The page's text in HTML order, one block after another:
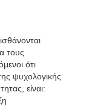
τους
ότι
ψυχολογικής
είναι: